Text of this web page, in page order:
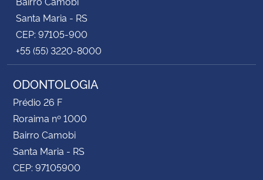
Santa Maria - RS
CEP: 97105-900
+55 (55) 3220-8000
ODONTOLOGIA
Prédio 26 F
Roraima nº 1000
Bairro Camobi
Santa Maria - RS
CEP: 97105900